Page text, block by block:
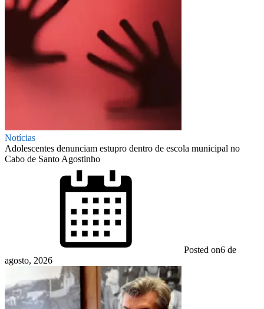
Notícias
Adolescentes denunciam estupro dentro de escola municipal no
Cabo de Santo Agostinho
Posted on6 de
agosto, 2026